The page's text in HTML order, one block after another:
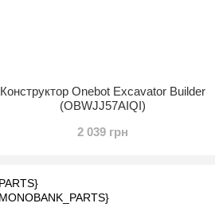
Конструктор Onebot Excavator Builder
(OBWJJ57AIQI)
2 039 грн